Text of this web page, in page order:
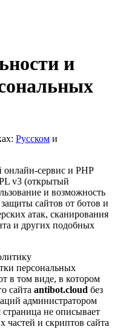
и
Русском и
онлайн-сервис и PHP
v3 (открытый
и возможность
сайтов от ботов и
атак, сканирования
и других подобных
персональных
в том виде, в котором
сайта antibot.cloud без
администратором
страница не описывает
и скриптов сайта